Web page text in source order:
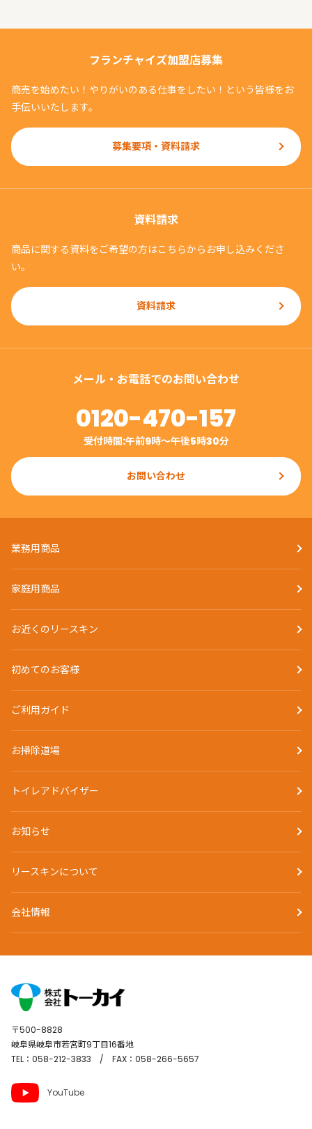
2．リースキン新商品又は付随するサービスに関する
3．弊社が企画するアンケート等を配布及び送付する
場合。
4．法令に基づく場合及び別途お客様の承諾をいただ
ざん・破壊等がないよう厳正な管理下のもと取扱し、
適切に管理・運営させていただきます。
れかに該当する場合を除き、第三者に提供・開示等を
1．お客様の承諾をいただいた場合。
店、業務委託先に対し依頼する必要がある場合。（こ
切な管理・監督を行うよう指導します）
3．商品・試供品・販促品・資料等の発送を行うため
に配送業者に開示する場合。
4．法令に基いて、司法・行政またはこれに類する機
フランチャイズ加盟店募集
商売を始めたい！やりがいのある仕事をしたい！という皆様をお
手伝いいたします。
募集要項・資料請求
資料請求
商品に関する資料をご希望の方はこちらからお申し込みくださ
い。
資料請求
メール・お電話でのお問い合わせ
0120-470-157
受付時間:午前9時〜午後5時30分
お問い合わせ
業務用商品
家庭用商品
お近くのリースキン
初めてのお客様
ご利用ガイド
お掃除道場
トイレアドバイザー
お知らせ
リースキンについて
会社情報
〒500-8828
岐阜県岐阜市若宮町9丁目16番地
TEL：058-212-3833 / FAX：058-266-5657
YouTube